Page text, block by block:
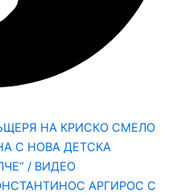
НА КРИСКО СМЕЛО
С НОВА ДЕТСКА
/ ВИДЕО
АРГИРОС С